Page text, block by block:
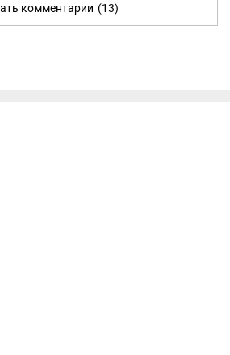
комментарии (13)